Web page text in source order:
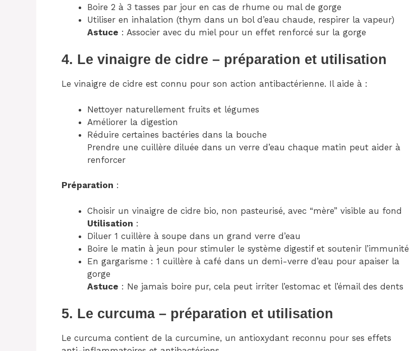
Boire 2 à 3 tasses par jour en cas de rhume ou mal de gorge
Utiliser en inhalation (thym dans un bol d’eau chaude, respirer la vapeur)
Astuce : Associer avec du miel pour un effet renforcé sur la gorge
4. Le vinaigre de cidre – préparation et utilisation
Le vinaigre de cidre est connu pour son action antibactérienne. Il aide à :
Nettoyer naturellement fruits et légumes
Améliorer la digestion
Réduire certaines bactéries dans la bouche
Prendre une cuillère diluée dans un verre d’eau chaque matin peut aider à
renforcer
Préparation :
Choisir un vinaigre de cidre bio, non pasteurisé, avec “mère” visible au fond
Utilisation :
Diluer 1 cuillère à soupe dans un grand verre d’eau
Boire le matin à jeun pour stimuler le système digestif et soutenir l’immunité
En gargarisme : 1 cuillère à café dans un demi-verre d’eau pour apaiser la
gorge
Astuce : Ne jamais boire pur, cela peut irriter l’estomac et l’émail des dents
5. Le curcuma – préparation et utilisation
Le curcuma contient de la curcumine, un antioxydant reconnu pour ses effets